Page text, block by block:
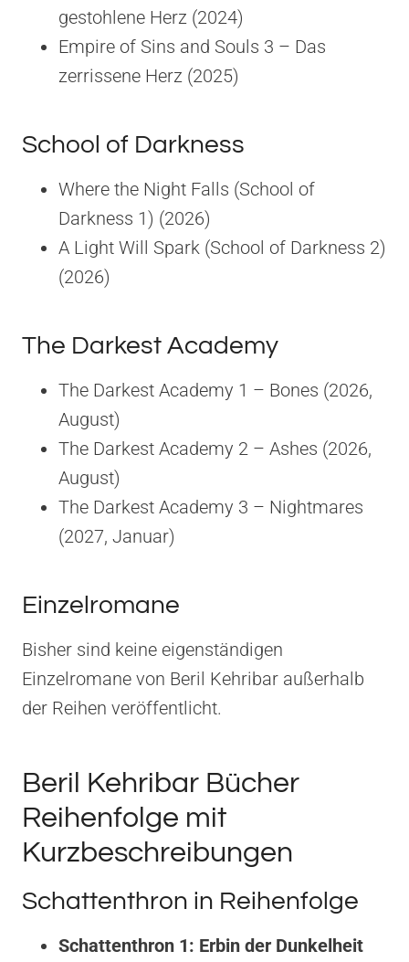
gestohlene Herz (2024)
Empire of Sins and Souls 3 – Das
zerrissene Herz (2025)
School of Darkness
Where the Night Falls (School of
Darkness 1) (2026)
A Light Will Spark (School of Darkness 2)
(2026)
The Darkest Academy
The Darkest Academy 1 – Bones (2026,
August)
The Darkest Academy 2 – Ashes (2026,
August)
The Darkest Academy 3 – Nightmares
(2027, Januar)
Einzelromane
Bisher sind keine eigenständigen
Einzelromane von Beril Kehribar außerhalb
der Reihen veröffentlicht.
Beril Kehribar Bücher
Reihenfolge mit
Kurzbeschreibungen
Schattenthron in Reihenfolge
Schattenthron 1: Erbin der Dunkelheit